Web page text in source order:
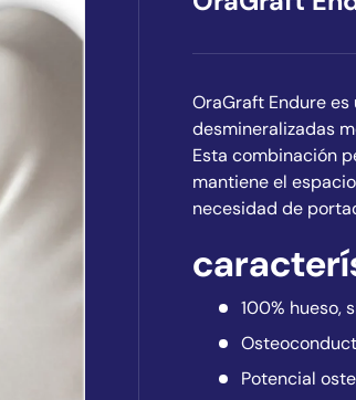
OraGraft Endure
desmineralizadas
Esta combinación
mantiene el
necesidad de
100% hueso,
Potencial